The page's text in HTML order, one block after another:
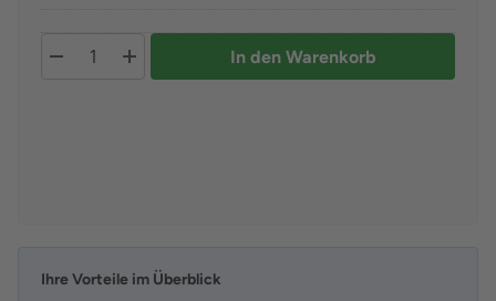
In den Warenkorb
Ihre Vorteile im Überblick